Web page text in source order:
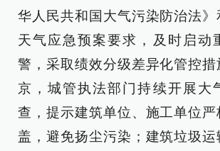
华人民共和国大气污染防治法
天气应急预案要求，及时启动
警，采取绩效分级差异化管控
京，城管执法部门持续开展大
查，提示建筑单位、施工单位
盖，避免扬尘污染；建筑垃圾